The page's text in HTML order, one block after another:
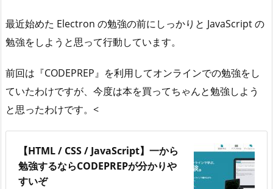
最近始めた Electron の勉強の前にしっかりと JavaScript の
勉強をしようと思って行動しています。
前回は『CODEPREP』を利用してオンラインでの勉強をし
ていたわけですが、今度は本を買ってちゃんと勉強しよう
と思ったわけです。<
【HTML / CSS / JavaScript】一から
勉強するならCODEPREPが分かりや
すいぞ